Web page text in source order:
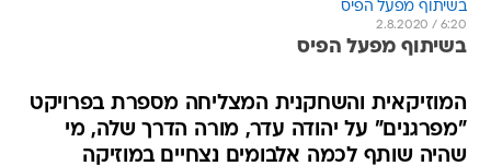
בשיתוף מפעל הפיס
2.8.2020 / 6:20
בשיתוף מפעל הפיס
המוזיקאית והשחקנית המצליחה מספרת בפרויקט
"מפרגנים" על יהודה עדר, מורה הדרך שלה, מי
שהיה שותף לכמה אלבומים נצחיים במוזיקה